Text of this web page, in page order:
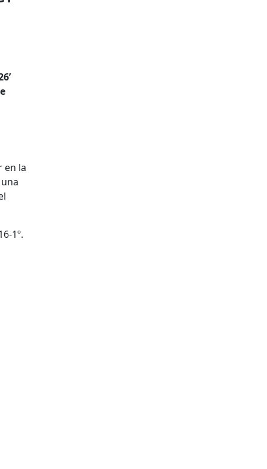
en la
1º.